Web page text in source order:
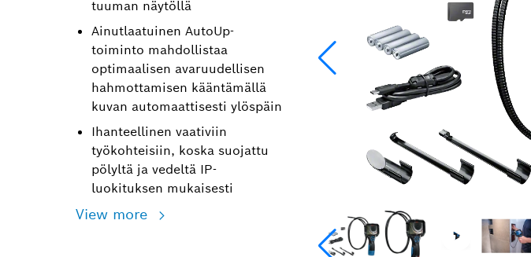
tuuman näytöllä
Ainutlaatuinen AutoUp-
toiminto mahdollistaa
optimaalisen avaruudellisen
hahmottamisen kääntämällä
kuvan automaattisesti ylöspäin
Ihanteellinen vaativiin
työkohteisiin, koska suojattu
pölyltä ja vedeltä IP-
luokituksen mukaisesti
View more